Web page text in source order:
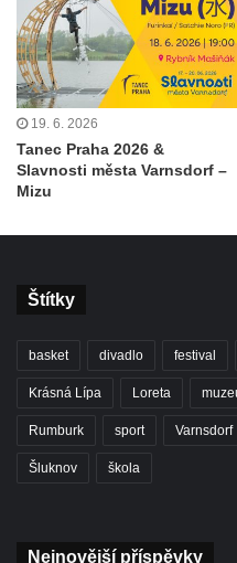
19. 6. 2026
Tanec Praha 2026 &
Slavnosti města Varnsdorf –
Mizu
Štítky
basket divadlo festival
Krásná Lípa Loreta
Rumburk sport Varnsdorf
Šluknov škola
Nejnovější příspěvky